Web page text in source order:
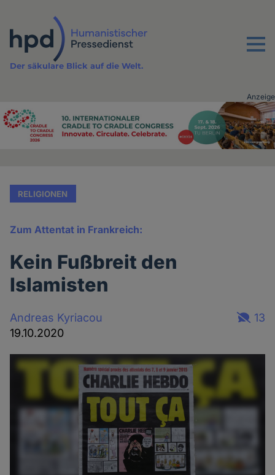
Inhalt
Menu
Der säkulare Blick auf die Welt.
Advertising
Anzeige
RELIGIONEN
Zum Attentat in Frankreich:
Kein Fußbreit den
Islamisten
Andreas Kyriacou
19.10.2020
13